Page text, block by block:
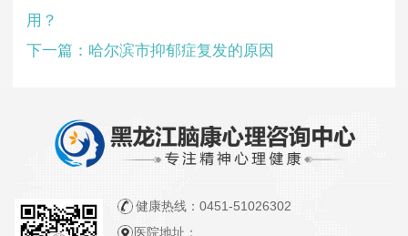
用？
下一篇： 哈尔滨市抑郁症复发的原因
健康热线：0451-51026302
医院地址：